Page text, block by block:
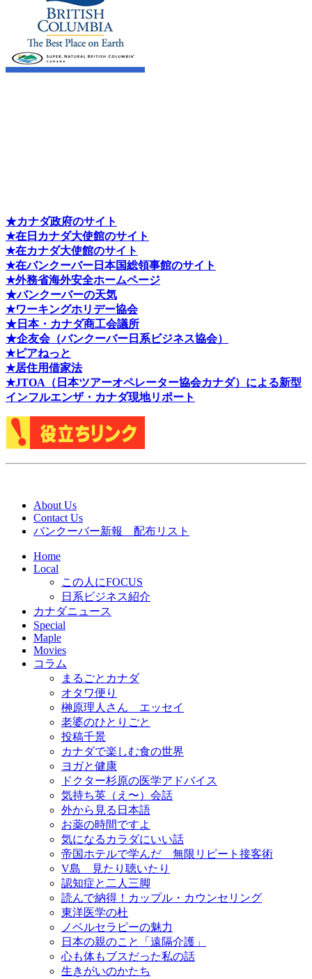
★カナダ政府のサイト
★在日カナダ大使館のサイト
★在カナダ大使館のサイト
★在バンクーバー日本国総領事館のサイト
★外務省海外安全ホームページ
★バンクーバーの天気
★ワーキングホリデー協会
★日本・カナダ商工会議所
★企友会（バンクーバー日系ビジネス協会）
★ピアねっと
★居住用借家法
★JTOA（日本ツアーオペレーター協会カナダ）による新型
インフルエンザ・カナダ現地リポート
About Us
Contact Us
バンクーバー新報 配布リスト
Home
Local
この人にFOCUS
日系ビジネス紹介
カナダニュース
Special
Maple
Movies
コラム
まるごとカナダ
オタワ便り
榊原理人さん エッセイ
老婆のひとりごと
投稿千景
カナダで楽しむ食の世界
ヨガと健康
ドクター杉原の医学アドバイス
気持ち英（え〜）会話
外から見る日本語
お薬の時間ですよ
気になるカラダにいい話
帝国ホテルで学んだ 無限リピート接客術
V島 見たり聴いたり
認知症と二人三脚
読んで納得！カップル・カウンセリング
東洋医学の杜
ノベルセラピーの魅力
日本の親のこと「遠隔介護」
心も体もブスだった私の話
生きがいのかたち